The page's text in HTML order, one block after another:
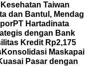
Taiwan
dan Bantul, Mendag
PT Hartadinata
dengan Bank
Kredit Rp2,175
Konsolidasi Maskapai
Pasar dengan